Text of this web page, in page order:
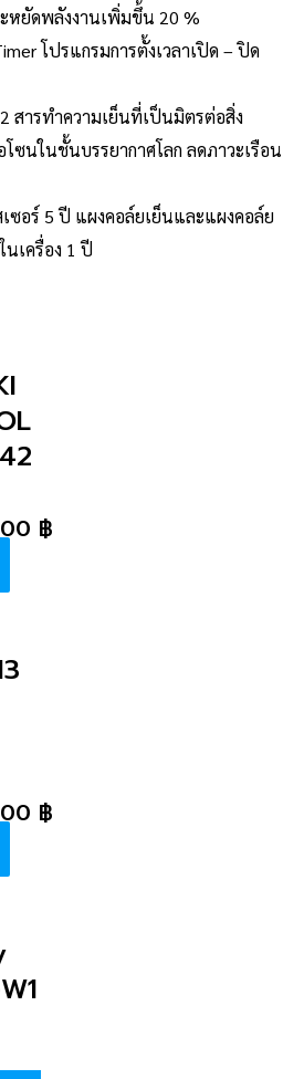
หยัดพลังงานเพิ่มขึ้น 20 %
โปรแกรมการตั้งเวลาเปิด – ปิด
สารทำความเย็นที่เป็นมิตรต่อสิ่ง
ซนในชั้นบรรยากาศโลก ลดภาวะเรือน
ซอร์ 5 ปี แผงคอล์ยเย็นและแผงคอล์ย
เครื่อง 1 ปี
฿
฿